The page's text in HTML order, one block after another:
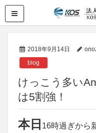
2018年9月14日
blog
けっこう多い
は5割強！
本日 16時過ぎから